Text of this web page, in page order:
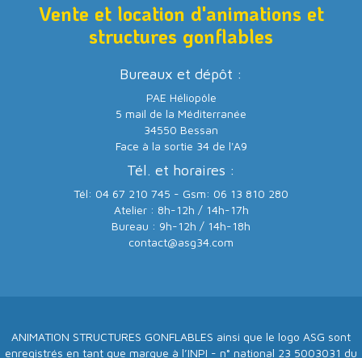
Vente et location d'animations et
structures gonflables
Bureaux et dépôt :
PAE Héliopôle
5 mail de la Méditerranée
34550 Bessan
Face à la sortie 34 de l'A9
Tél. et horaires :
Tél: 04 67 210 745 - Gsm: 06 13 810 280
Atelier : 8h-12h / 14h-17h
Bureau : 9h-12h / 14h-18h
contact@asg34.com
ANIMATION STRUCTURES GONFLABLES ainsi que le logo ASG sont
enregistrés en tant que marque à l’INPI - n° national 23 5003031 du